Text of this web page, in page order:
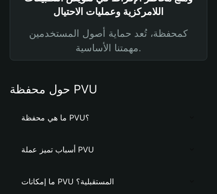
اللامركزية وعمليات الاحتيال
كمحفظة، تُعد حماية أصول المستخدمين
مهمتنا الأساسية.
حول محفظة PVU
ما هي محفظة PVU؟
أسباب تميز عملة PVU
ما إمكانات PVU المستقبلية؟